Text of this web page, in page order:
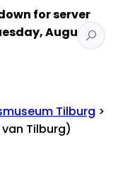
for server
August 4
Tilburg >
Tilburg)